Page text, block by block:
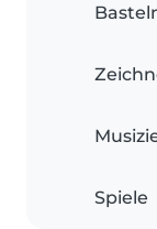
Spiele